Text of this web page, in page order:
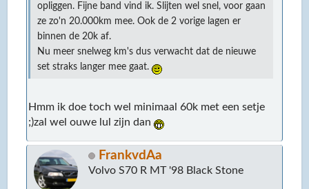
opliggen. Fijne band vind ik. Slijten wel snel, voor gaan
ze zo'n 20.000km mee. Ook de 2 vorige lagen er
binnen de 20k af.
Nu meer snelweg km's dus verwacht dat de nieuwe
set straks langer mee gaat.
Hmm ik doe toch wel minimaal 60k met een setje
;)zal wel ouwe lul zijn dan
FrankvdAa
Volvo S70 R MT '98 Black Stone